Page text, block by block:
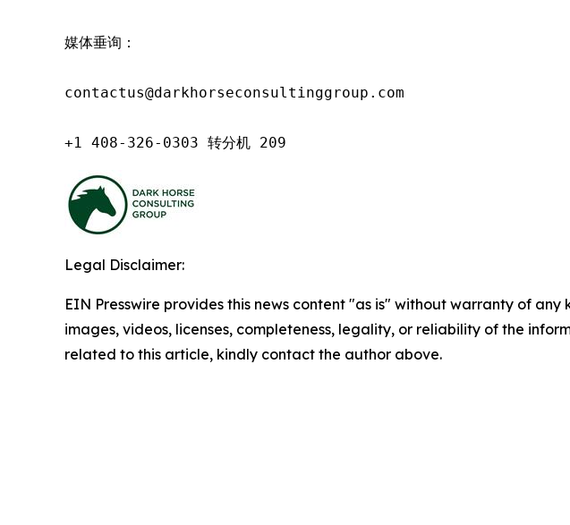
媒体垂询：
contactus@darkhorseconsultinggroup.com
+1 408-326-0303 转分机 209
Legal Disclaimer:
EIN Presswire provides this news content "as is" without warranty of
images, videos, licenses, completeness, legality, or reliability of the
related to this article, kindly contact the author above.